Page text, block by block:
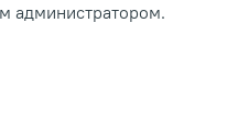
администратором.